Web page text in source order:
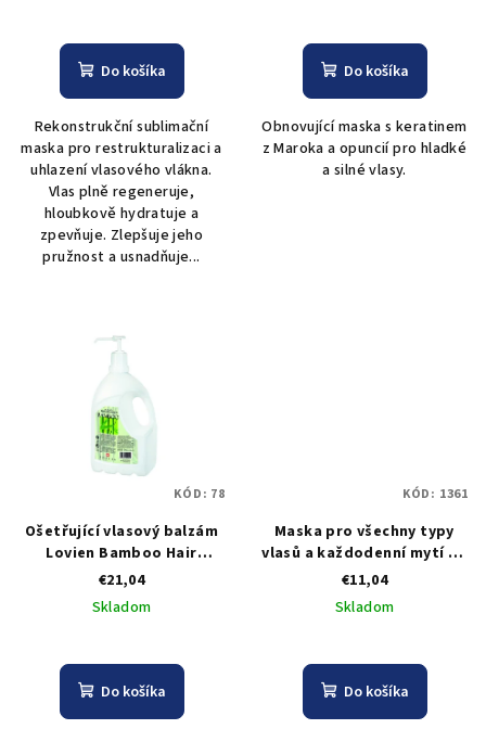
Do košíka
Rekonstrukční sublimační
maska pro restrukturalizaci a
uhlazení vlasového vlákna.
Vlas plně regeneruje,
hloubkově hydratuje a
zpevňuje. Zlepšuje jeho
pružnost a usnadňuje...
Do košíka
Obnovující maska s keratinem
z Maroka a opuncií pro hladké
a silné vlasy.
Ošetřující vlasový balzám
Lovien Bamboo Hair
Treatment 4000 ml
€21,04
Skladom
Do košíka
KÓD: 78
Maska pro všechny typy
vlasů a každodenní mytí Be
Pure Gentle Mask - 500 ml
€11,04
Skladom
Do košíka
KÓD: 1361